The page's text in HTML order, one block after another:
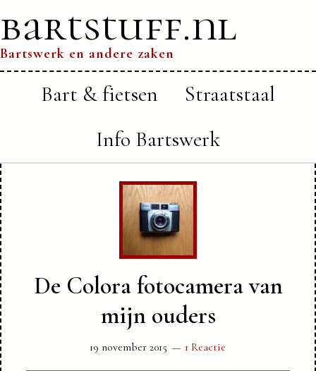
bartstuff.nl
Bartswerk en andere zaken
Bart & fietsen
Straatstaal
Info Bartswerk
De Colora fotocamera van
mijn ouders
19 november 2015 1 Reactie